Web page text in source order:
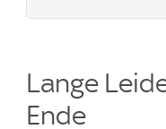
Lange
Ende